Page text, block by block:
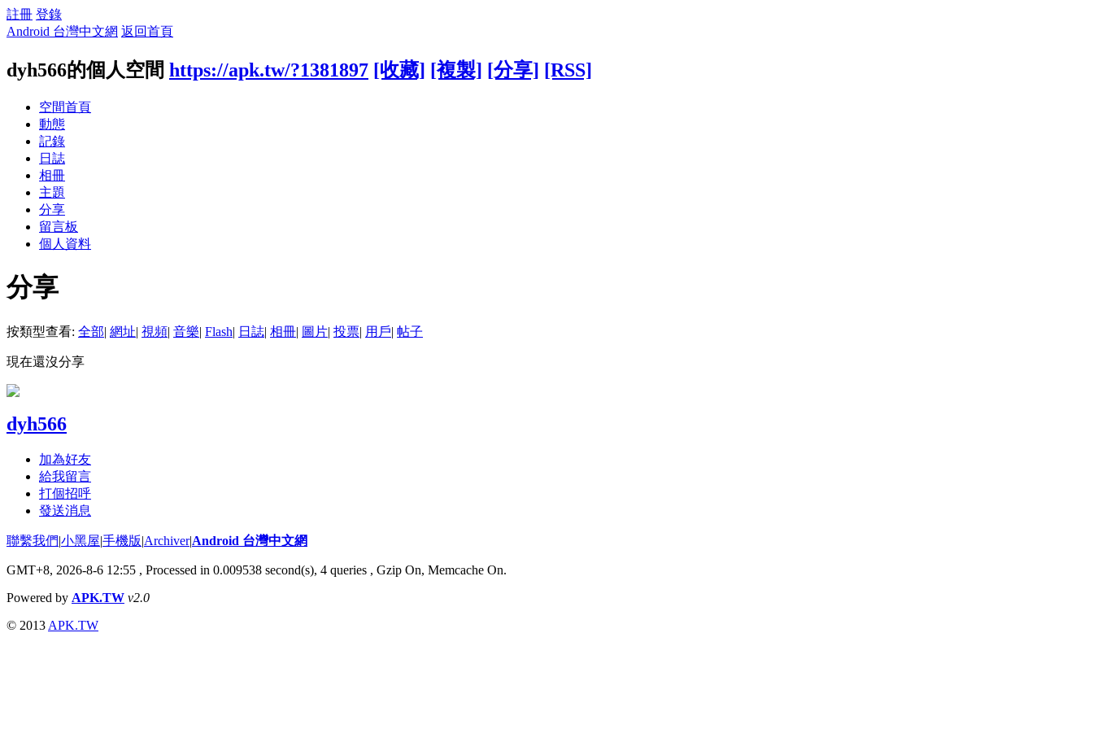
註冊 登錄
Android 台灣中文網 返回首頁
dyh566的個人空間 https://apk.tw/?1381897 [收藏] [複製] [分享] [RSS]
空間首頁
動態
記錄
日誌
相冊
主題
分享
留言板
個人資料
分享
按類型查看: 全部| 網址| 視頻| 音樂| Flash| 日誌| 相冊| 圖片| 投票| 用戶| 帖子
現在還沒分享
dyh566
加為好友
給我留言
打個招呼
發送消息
聯繫我們|小黑屋|手機版|Archiver|Android 台灣中文網
GMT+8, 2026-8-6 12:55 , Processed in 0.009538 second(s), 4 queries , Gzip On, Memcache On.
Powered by APK.TW v2.0
© 2013 APK.TW